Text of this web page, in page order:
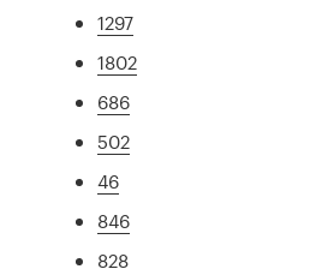
1297
1802
686
502
46
846
828